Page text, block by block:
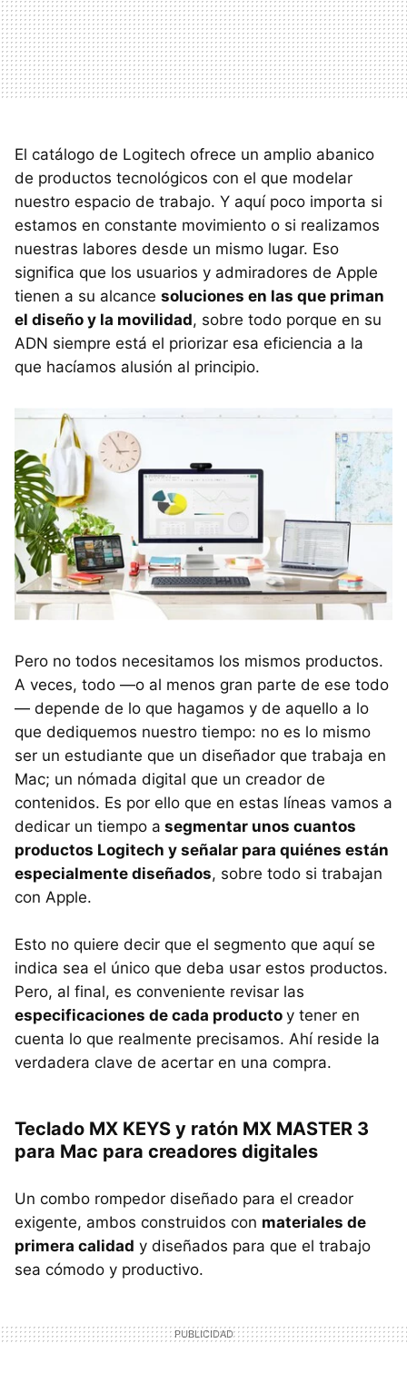
El catálogo de Logitech ofrece un amplio abanico
de productos tecnológicos con el que modelar
nuestro espacio de trabajo. Y aquí poco importa si
estamos en constante movimiento o si realizamos
nuestras labores desde un mismo lugar. Eso
significa que los usuarios y admiradores de Apple
tienen a su alcance soluciones en las que priman
el diseño y la movilidad, sobre todo porque en su
ADN siempre está el priorizar esa eficiencia a la
que hacíamos alusión al principio.
Pero no todos necesitamos los mismos productos.
A veces, todo —o al menos gran parte de ese todo
— depende de lo que hagamos y de aquello a lo
que dediquemos nuestro tiempo: no es lo mismo
ser un estudiante que un diseñador que trabaja en
Mac; un nómada digital que un creador de
contenidos. Es por ello que en estas líneas vamos a
dedicar un tiempo a segmentar unos cuantos
productos Logitech y señalar para quiénes están
especialmente diseñados, sobre todo si trabajan
con Apple.
Esto no quiere decir que el segmento que aquí se
indica sea el único que deba usar estos productos.
Pero, al final, es conveniente revisar las
especificaciones de cada producto y tener en
cuenta lo que realmente precisamos. Ahí reside la
verdadera clave de acertar en una compra.
Teclado MX KEYS y ratón MX MASTER 3
para Mac para creadores digitales
Un combo rompedor diseñado para el creador
exigente, ambos construidos con materiales de
primera calidad y diseñados para que el trabajo
sea cómodo y productivo.